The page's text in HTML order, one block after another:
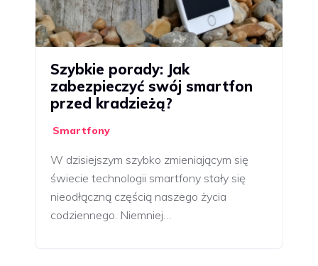
Szybkie porady: Jak
zabezpieczyć swój smartfon
przed kradzieżą?
Smartfony
W dzisiejszym szybko zmieniającym się
świecie technologii smartfony stały się
nieodłączną częścią naszego życia
codziennego. Niemniej…